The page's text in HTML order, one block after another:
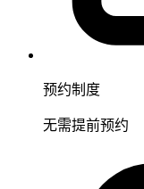
预约制度
无需提前预约